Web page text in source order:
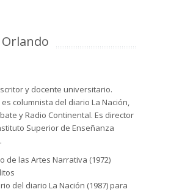
y docente universitario.
columnista del diario La Nación,
y Radio Continental. Es director
Superior de Enseñanza
de las Artes Narrativa (1972)
del diario La Nación (1987) para